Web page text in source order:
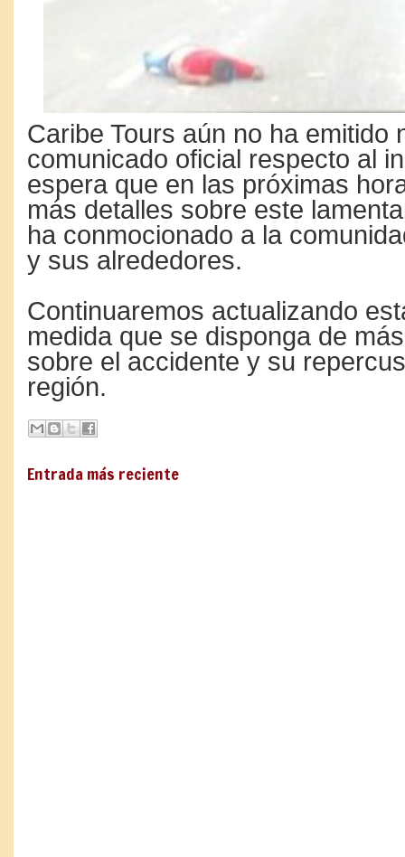
Caribe Tours aún no ha emitido
comunicado oficial respecto al
espera que en las próximas
más detalles sobre este
ha conmocionado a la
y sus alrededores.
Continuaremos actualizando
medida que se disponga de
sobre el accidente y su
región.
Entrada más reciente